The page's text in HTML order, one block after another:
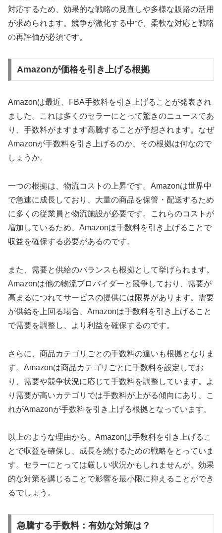
対応するため、効果的な戦略の見直しや多様な販路の活用
が求められます。競争が激化する中で、柔軟な対応と戦略
の再評価が必須です。
Amazonが価格を引き上げる根拠
Amazonは最近、FBA手数料を引き上げることが発表され
ました。これは多くのセラーにとって驚きのニュースであ
り、手数料がますます高騰することが予想されます。なぜ
Amazonが手数料を引き上げるのか、その根拠は何なので
しょうか。
一つの根拠は、物流コストの上昇です。Amazonは世界中
で急速に成長しており、大量の商品を保管・配送するため
に多くの従業員と物流施設が必要です。これらのコストが
増加しているため、Amazonは手数料を引き上げることで
収益を確保する必要があるのです。
また、需要と供給のバランスも根拠として挙げられます。
Amazonは他の物流プロバイダーと競争しており、需要が
高まるにつれてサービスの提供には限界があります。需要
が供給を上回る場合、Amazonは手数料を引き上げること
で需要を調整し、より利益を確保するのです。
さらに、商品カテゴリごとの手数料の違いも根拠となりま
す。Amazonは商品カテゴリごとに手数料を設定してお
り、需要や競争状況に応じて手数料を調整しています。よ
り需要が高いカテゴリでは手数料が上がる傾向にあり、こ
れがAmazonが手数料を引き上げる根拠となっています。
以上のような理由から、Amazonは手数料を引き上げるこ
とで収益を確保し、成長を続けるための戦略をとっていま
す。セラーにとっては厳しい状況かもしれませんが、効果
的な対策を講じることで影響を最小限に抑えることができ
るでしょう。
急騰する手数料：有効な対策は？